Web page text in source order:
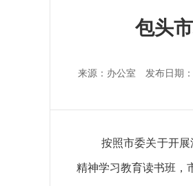
包头
来源：办公室 发布日期
按照市委关于开
精神学习教育读书班，